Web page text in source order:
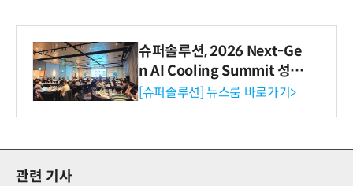
슈퍼솔루션, 2026 Next-Ge
n AI Cooling Summit 성황
리 성료
[슈퍼솔루션] 뉴스룸 바로가기>
관련 기사